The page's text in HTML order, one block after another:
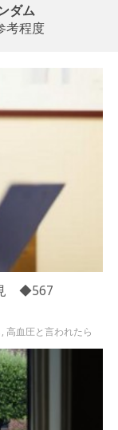
ダム
考程度
見 ◆567
, 高血圧と言われたら